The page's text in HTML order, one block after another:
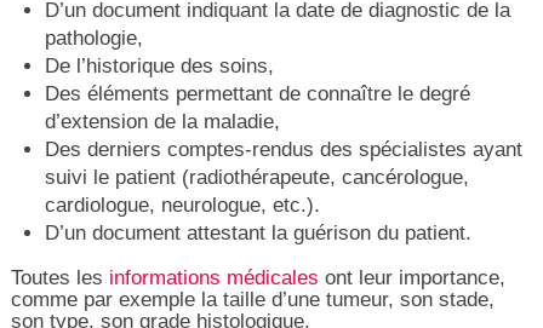
D’un document indiquant la date de diagnostic de la
pathologie,
De l’historique des soins,
Des éléments permettant de connaître le degré
d’extension de la maladie,
Des derniers comptes-rendus des spécialistes ayant
suivi le patient (radiothérapeute, cancérologue,
cardiologue, neurologue, etc.).
D’un document attestant la guérison du patient.
Toutes les informations médicales ont leur importance,
comme par exemple la taille d’une tumeur, son stade,
son type, son grade histologique.